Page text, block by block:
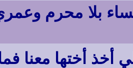
بلا محرم
أختها معنا